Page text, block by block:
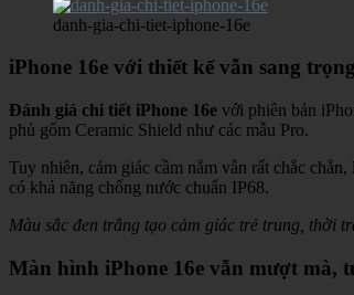
danh-gia-chi-tiet-iphone-16e
iPhone 16e với thiết kế vẫn sang
Đánh giá chi tiết iPhone 16e với phiên bản
phủ gốm Ceramic Shield như các mẫu Pro.
Tuy nhiên, cảm giác cầm nắm vẫn rất chắc
có khả năng chống nước chuẩn IP68.
Màu sắc đen trắng tạo cảm giác trẻ trung, thời
Màn hình iPhone 16e vẫn mượt mà,